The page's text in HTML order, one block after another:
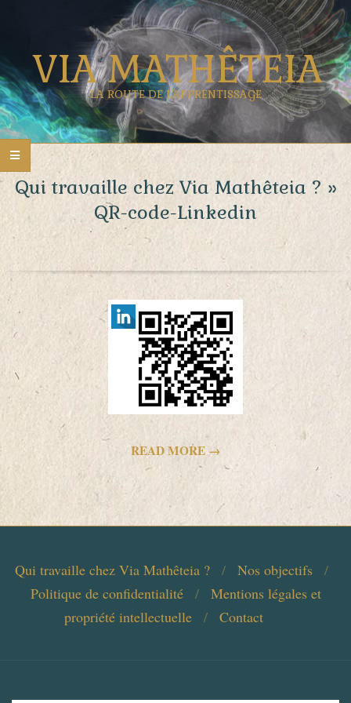
contentVIA MATHÊTEIA
LA ROUTE DE L'APPRENTISSAGE
Primary
Navigation
Menu
Qui travaille chez Via Mathêteia ? »
QR-code-Linkedin
READ MORE →
2023-
Qui travaille chez Via Mathêteia ?
Nos objectifs
Politique de confidentialité
Mentions légales et
propriété intellectuelle
Contact